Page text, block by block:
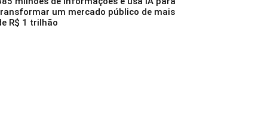
um mercado público de mais
R$ 1 trilhão